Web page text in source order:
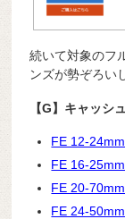
続いて対象のフ
ンズが勢ぞろい
【G】キャッシ
FE 12-
FE 16-
FE 20-
FE 24-